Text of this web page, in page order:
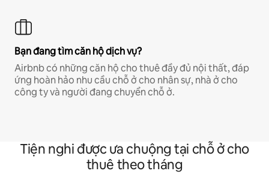
Bạn đang tìm căn hộ dịch vụ?
Airbnb có những căn hộ cho thuê đầy đủ nội thất, đáp
ứng hoàn hảo nhu cầu chỗ ở cho nhân sự, nhà ở cho
công ty và người đang chuyển chỗ ở.
Tiện nghi được ưa chuộng tại chỗ ở cho
thuê theo tháng